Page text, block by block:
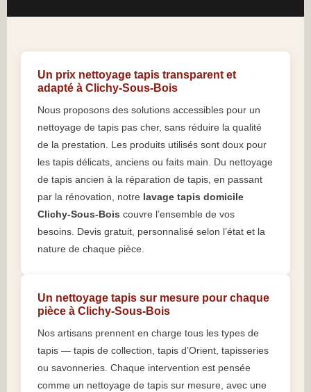
Un prix nettoyage tapis transparent et
adapté à Clichy-Sous-Bois
Nous proposons des solutions accessibles pour un
nettoyage de tapis pas cher, sans réduire la qualité
de la prestation. Les produits utilisés sont doux pour
les tapis délicats, anciens ou faits main. Du nettoyage
de tapis ancien à la réparation de tapis, en passant
par la rénovation, notre lavage tapis domicile
Clichy-Sous-Bois couvre l’ensemble de vos
besoins. Devis gratuit, personnalisé selon l’état et la
nature de chaque pièce.
Un nettoyage tapis sur mesure pour chaque
pièce à Clichy-Sous-Bois
Nos artisans prennent en charge tous les types de
tapis — tapis de collection, tapis d’Orient, tapisseries
ou savonneries. Chaque intervention est pensée
comme un nettoyage de tapis sur mesure, avec une